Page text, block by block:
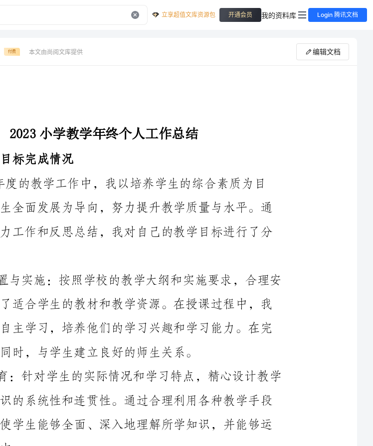
立享超值文库资源包 开通会员 我的资料库 Login 腾讯文档
付费 本文由尚阅文库提供 编辑文档
式教学和案例分析等方式，引导学生进行思考和讨论，培养他们
的创新能力和解决问题的能力。同时，通过开展社团活动和校外
过一年来的努力工作和反思总结，我对自己的教学目标进行了分
1.课程设置与实施：按照学校的教学大纲和实施要求，合理安
成教学任务的同时，与学生建立良好的师生关系。
2.知识教育：针对学生的实际情况和学习特点，精心设计教学
内容，注重知识的系统性和连贯性。通过合理利用各种教学手段
3.素质教育：重视学生的品德教育和人文素养培养。通过启发